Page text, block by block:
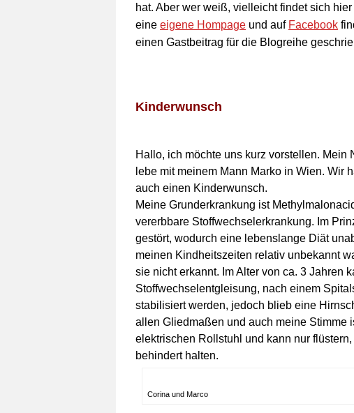
hat. Aber wer weiß, vielleicht findet sich
eine eigene Hompage und auf Facebook
einen Gastbeitrag für die Blogreihe
Kinderwunsch
Hallo, ich möchte uns kurz vorstellen. Mein
lebe mit meinem Mann Marko in Wien. Wir
auch einen Kinderwunsch.
Meine Grunderkrankung ist
vererbbare Stoffwechselerkrankung. Im
gestört, wodurch eine lebenslange Diät
meinen Kindheitszeiten relativ unbekannt
sie nicht erkannt. Im Alter von ca. 3 Jahren
Stoffwechselentgleisung, nach einem
stabilisiert werden, jedoch blieb eine
allen Gliedmaßen und auch meine Stimme
elektrischen Rollstuhl und kann nur
behindert halten.
Corina und Marco